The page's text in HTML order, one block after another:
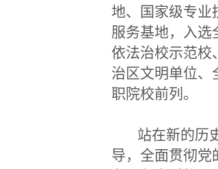
地、国家级专业
服务基地，入选
依法治校示范校
治区文明单位、
职院校前列。
站在新的历
导，全面贯彻党